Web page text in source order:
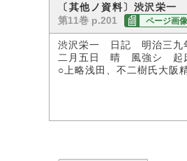
〔其他ノ資料〕渋沢栄
第11巻 p.201
ページ画像
渋沢栄一 日記 明治三九
二月五日 晴 風強シ 起
○上略浅田、不二樹氏大阪